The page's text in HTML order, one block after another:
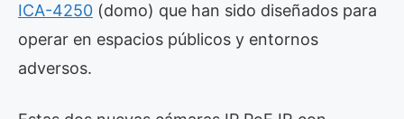
ICA-4250 (domo) que han sido diseñados para
operar en espacios públicos y entornos
adversos.